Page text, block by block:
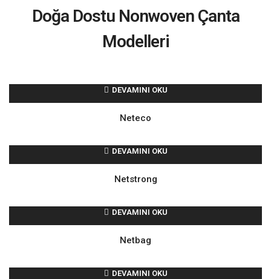
Doğa Dostu Nonwoven Çanta
Modelleri
DEVAMINI OKU
Neteco
DEVAMINI OKU
Netstrong
DEVAMINI OKU
Netbag
DEVAMINI OKU